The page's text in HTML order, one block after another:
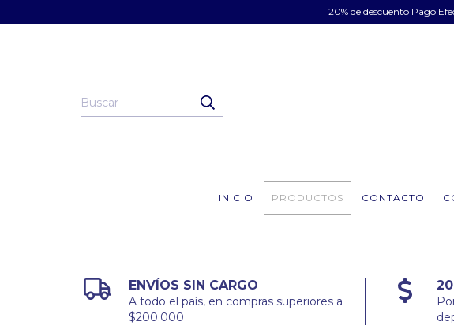
20% de descuento Pago
INICIO PRODUCTOS CONTACTO
ENVÍOS SIN CARGO
A todo el país, en compras superiores a
$200.000